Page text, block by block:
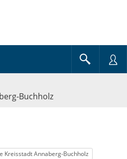
Buchholz
Kreisstadt Annaberg-Buchholz